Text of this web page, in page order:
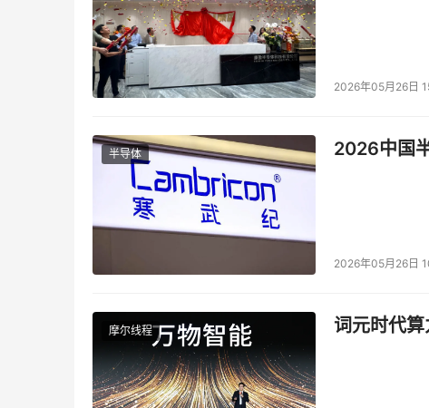
与IPStor HyperTrac 相结合，使第三方备主机可
飞康公司的CDP使 IT 管理员能在数据中心内建立
掘操作和应用程序测试），并作为主磁盘阵列的热
性。作为CDP解决方案的一部分，飞康公司经过验
意外中断时使用这些快照点将远程副本回滚至任何
2026年05月26日
半导体 2026中国
2026年05月26日
摩尔线程 词元时代